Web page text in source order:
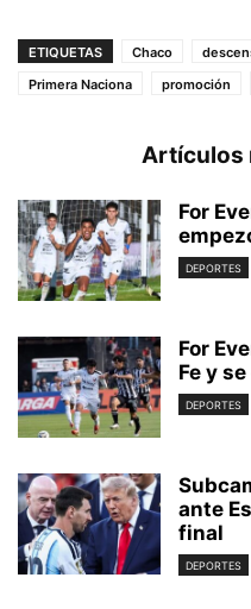
ETIQUETAS Chaco
Primera Naciona
promoción
Artículos
For
DEPORTES
For
Fe y
DEPORTES
ante
final
DEPORTES